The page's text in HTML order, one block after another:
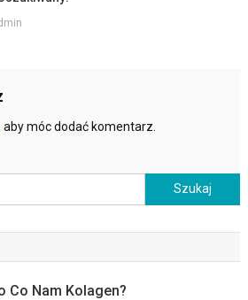
aby móc dodać komentarz.
Szukaj:
Co Nam Kolagen?